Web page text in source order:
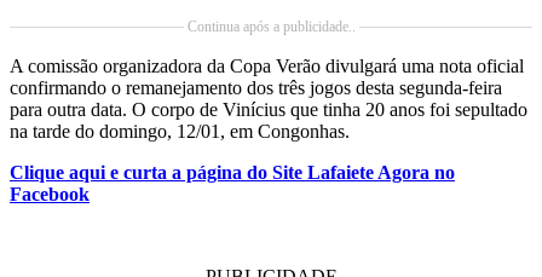
Continua após a publicidade..
A comissão organizadora da Copa Verão divulgará uma nota oficial
confirmando o remanejamento dos três jogos desta segunda-feira
para outra data. O corpo de Vinícius que tinha 20 anos foi sepultado
na tarde do domingo, 12/01, em Congonhas.
Clique aqui e curta a página do Site Lafaiete Agora no
Facebook